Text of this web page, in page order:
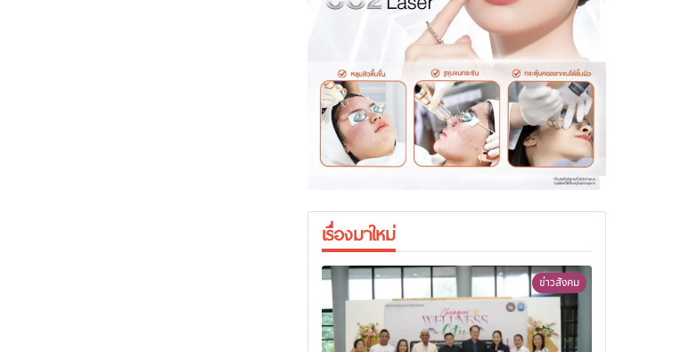
เรื่องมาใหม่
ข่าวสังคม